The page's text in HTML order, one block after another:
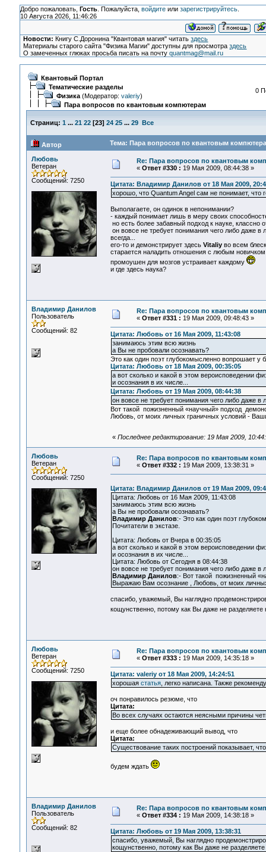
Добро пожаловать, Гость. Пожалуйста, войдитеили зарегистрируйтесь.
10 Августа 2026, 11:46:26
Новости: Книгу С.Доронина "Квантовая магия" читатьздесь
Материалы старого сайта "Физика Магии" доступны для просмотраздесь
О замеченных глюках просьба писать на почтуquantmag@mail.ru
Квантовый Портал
Тематические разделы
Физика(Модератор: valeriy)
Пара вопросов по квантовым компютерам
0
Страниц: 1 ... 21 22[23] 24 25 ... 29 Все
Автор Тема: Пара вопросов по квантовым
Любовь
Ветеран
Сообщений: 7250
Re: Пара вопросов по квантовым
« Ответ #330 : 19 Мая 2009, 08:44:38 »
Цитата: Владимир Данилов от 18 Мая 2009,
хорошо, что Quantum Angel сам не понимает, что
Выполагаете, он одинок в непонимании?
- каждый понимает лишь в меру своих
но есть более забавный подход к науке, классно
он вовсе не требует понимания чего либо даже в
всегда...
его-то и демонстрирует здесь Vitaliyво всем
старается наладить отношения с любым
промоушен для мозгов устраивает каждому
и где здесь наука?
Владимир Данилов
Пользователь
Сообщений: 82
Re: Пара вопросов по квантовым
« Ответ #331 : 19 Мая 2009, 09:48:43 »
Цитата: Любовь от 16 Мая 2009, 11:43:08
занимаюсь этим всю жизнь
а Вы не пробовали осознавать?
Это как один поэт глубокомысленно вопрошает у
Цитата: Любовь от 18 Мая 2009, 00:35:05
а вот сколько и какой в этом вероисповедении
и осознания в их числе...
Цитата: Любовь от 19 Мая 2009, 08:44:38
он вовсе не требует понимания чего либо даже в
Вот такой пожизненный «научный» подход
Любовь, от моих личных граничных условий -
« Последнее редактирование: 19 Мая 2009,
Любовь
Ветеран
Сообщений: 7250
Re: Пара вопросов по квантовым
« Ответ #332 : 19 Мая 2009, 13:38:31 »
Цитата: Владимир Данилов от 19 Мая 2009,
Цитата: Любовь от 16 Мая 2009, 11:43:08
занимаюсь этим всю жизнь
а Вы не пробовали осознавать?
Владимир Данилов:- Это как один поэт
Почитатели в экстазе.
Цитата: Любовь от Вчера в 00:35:05
а вот сколько и какой в этом вероисповедении
и осознания в их числе...
Цитата: Любовь от Сегодня в 08:44:38
он вовсе не требует понимания чего либо даже в
Владимир Данилов:- Вот такой пожизненный
Выражаю Вам осознание , Любовь, от моих
спасибо, уважемый, Вы наглядно
кощунственно, потому как Вы даже не разделяете
Любовь
Ветеран
Сообщений: 7250
Re: Пара вопросов по квантовым
« Ответ #333 : 19 Мая 2009, 14:35:18 »
Цитата: valeriy от 18 Мая 2009, 14:24:51
хорошая статья, легко написана. Также
оч понравилось резюме, что
Цитата:
Во всех случаях остаются неясными причины
и еще более обнадеживающий вывод, что
Цитата:
Существование таких построений показывает,
будем ждать
Владимир Данилов
Пользователь
Сообщений: 82
Re: Пара вопросов по квантовым
« Ответ #334 : 19 Мая 2009, 14:38:18 »
Цитата: Любовь от 19 Мая 2009, 13:38:31
спасибо, уважемый, Вы наглядно
кощунственно, потому как Вы даже не разделяете